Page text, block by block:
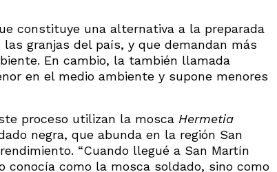
constituye una alternativa a la preparada
granjas del país, y que demandan más
En cambio, la también llamada
en el medio ambiente y supone menores
proceso utilizan la mosca Hermetia
negra, que abunda en la región San
“Cuando llegué a San Martín
como la mosca soldado, sino como